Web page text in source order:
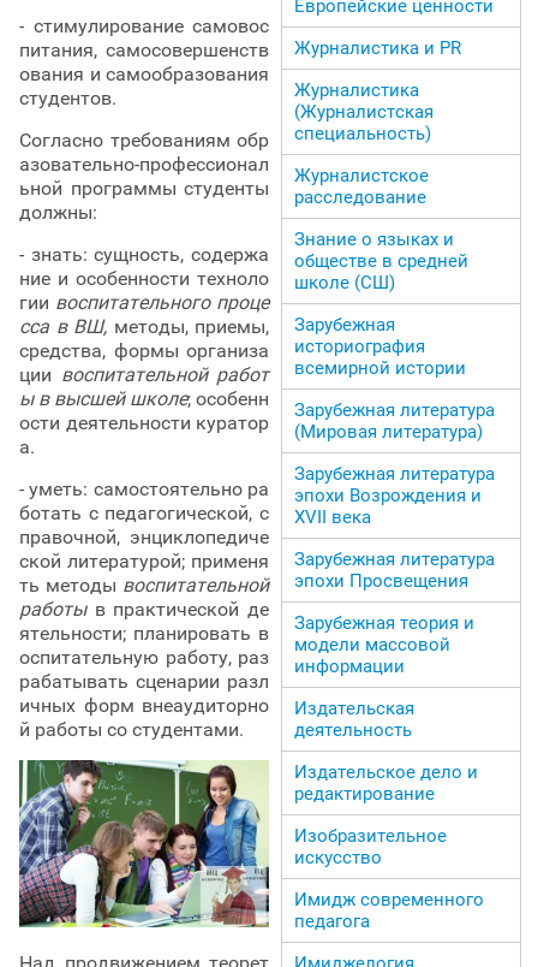
- стимулирование самовос
питания, самосовершенств
ования и самообразования
студентов.
Согласно требованиям обр
азовательно-профессионал
ьной программы студенты
должны:
- знать: сущность, содержа
ние и особенности техноло
гии воспитательного проце
сса в ВШ, методы, приемы,
средства, формы организа
ции воспитательной работ
ы в высшей школе; особенн
ости деятельности куратор
а.
- уметь: самостоятельно ра
ботать с педагогической, с
правочной, энциклопедиче
ской литературой; применя
ть методы воспитательной
работыв практической де
ятельности; планировать в
оспитательную работу, раз
рабатывать сценарии разл
ичных форм внеаудиторно
й работы со студентами.
Над продвижением теорет
Европейские ценности
Журналистика и PR
Журналистика
(Журналистская
специальность)
Журналистское
расследование
Знание о языках и
обществе в средней
школе (СШ)
Зарубежная
историография
всемирной истории
Зарубежная литература
(Мировая литература)
Зарубежная литература
эпохи Возрождения и
ХVII века
Зарубежная литература
эпохи Просвещения
Зарубежная теория и
модели массовой
информации
Издательская
деятельность
Издательское дело и
редактирование
Изобразительное
искусство
Имидж современного
педагога